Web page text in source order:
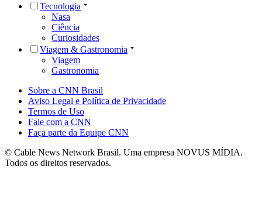
Tecnologia
Nasa
Ciência
Curiosidades
Viagem & Gastronomia
Viagem
Gastronomia
Sobre a CNN Brasil
Aviso Legal e Política de Privacidade
Termos de Uso
Fale com a CNN
Faça parte da Equipe CNN
© Cable News Network Brasil. Uma empresa NOVUS MÍDIA.
Todos os direitos reservados.